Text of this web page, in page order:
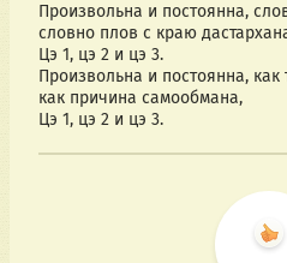
Произвольна и постоянна,
словно плов с краю
Цэ 1, цэ 2 и цэ 3.
Произвольна и постоянна,
как причина самообмана,
Цэ 1, цэ 2 и цэ 3.